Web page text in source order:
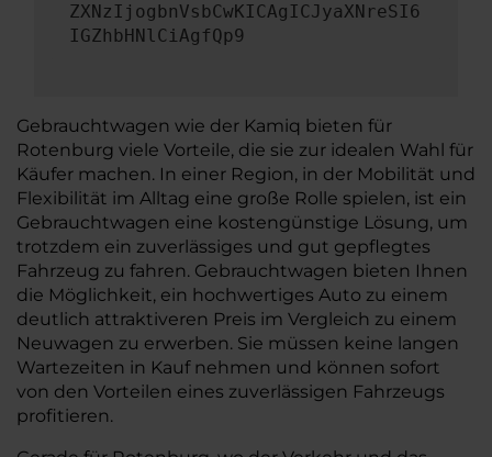
ZXNzIjogbnVsbCwKICAgICJyaXNreSI6
IGZhbHNlCiAgfQp9
Gebrauchtwagen wie der Kamiq bieten für
Rotenburg viele Vorteile, die sie zur idealen Wahl für
Käufer machen. In einer Region, in der Mobilität und
Flexibilität im Alltag eine große Rolle spielen, ist ein
Gebrauchtwagen eine kostengünstige Lösung, um
trotzdem ein zuverlässiges und gut gepflegtes
Fahrzeug zu fahren. Gebrauchtwagen bieten Ihnen
die Möglichkeit, ein hochwertiges Auto zu einem
deutlich attraktiveren Preis im Vergleich zu einem
Neuwagen zu erwerben. Sie müssen keine langen
Wartezeiten in Kauf nehmen und können sofort
von den Vorteilen eines zuverlässigen Fahrzeugs
profitieren.